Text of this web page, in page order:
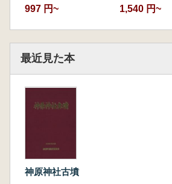
997 円~ 1,540 円~
最近見た本
神原神社古墳